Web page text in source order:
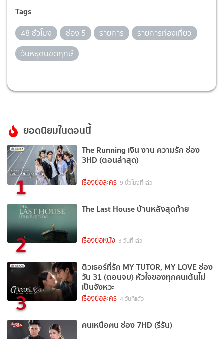
Tags
48 ชั่วโมง ช่อง 5 รายการ
รายการท่องเที่ยว
วันหยุดนขัตฤกษ์
ยอดนิยมในตอนนี้
1
The Running เงิน งาน ความรัก ช่อง
3HD (ตอนล่าสุด)
เรื่องย่อละคร 9 ชั่วโมงที่แล้ว
2
The Last House บ้านหลังสุดท้าย
เรื่องย่อหนัง 3 วันที่แล้ว
3
ติวเธอร์ที่รัก MY TUTOR, MY LOVE ช่อง
วัน 31 (ตอนจบ) หัวใจของทุกคนเต้นไม่
เป็นจังหวะ
เรื่องย่อละคร 4 วันที่แล้ว
คนเหนือฅน ช่อง 7HD (รีรัน)